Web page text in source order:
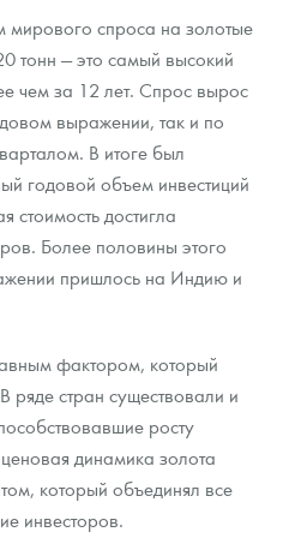
глубин"
монет
персональных данных
мирового спроса на золотые
тонн — это самый высокий
чем за 12 лет. Спрос вырос
выражении, так и по
В итоге был
годовой объем инвестиций
стоимость достигла
Более половины этого
пришлось на Индию и
фактором, который
ряде стран существовали и
росту
динамика золота
который объединял все
инвесторов.